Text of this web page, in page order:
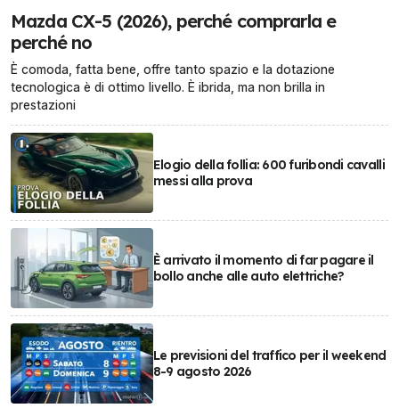
Mazda CX-5 (2026), perché comprarla e
perché no
È comoda, fatta bene, offre tanto spazio e la dotazione
tecnologica è di ottimo livello. È ibrida, ma non brilla in
prestazioni
Elogio della follia: 600 furibondi cavalli
messi alla prova
È arrivato il momento di far pagare il
bollo anche alle auto elettriche?
Le previsioni del traffico per il weekend
8-9 agosto 2026